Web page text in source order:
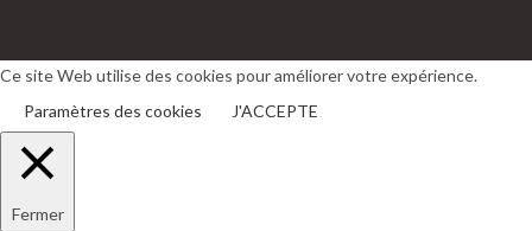
un
onglet
un
onglet
Ce site Web utilise des cookies pour améliorer votre expérience.
Paramètres des cookies
J'ACCEPTE
Fermer